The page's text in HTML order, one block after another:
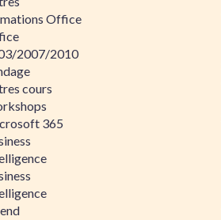
Office
2007/2010
cours
365